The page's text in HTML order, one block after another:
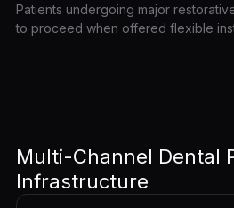
Patients undergoing major
to proceed when offered flexible
Multi-Channel Dental
Infrastructure